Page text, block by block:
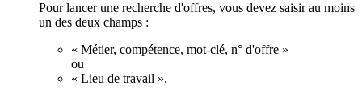
Pour lancer une recherche d'offres, vous devez saisir au moins
un des deux champs :
« Métier, compétence, mot-clé, n° d'offre »
ou
« Lieu de travail ».